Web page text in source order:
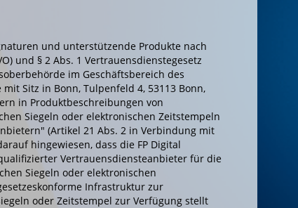
und unterstützende Produkte nach
und § 2 Abs. 1 Vertrauensdienstegesetz
im Geschäftsbereich des
Sitz in Bonn, Tulpenfeld 4, 53113 Bonn,
in Produktbeschreibungen von
Siegeln oder elektronischen Zeitstempeln
(Artikel 21 Abs. 2 in Verbindung mit
hingewiesen, dass die FP Digital
Vertrauensdiensteanbieter für die
Siegeln oder elektronischen
Infrastruktur zur
oder Zeitstempel zur Verfügung stellt